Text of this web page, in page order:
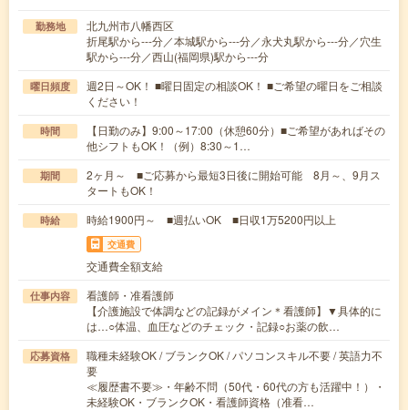
勤務地
北九州市八幡西区
折尾駅から---分／本城駅から---分／永犬丸駅から---分／穴生
駅から---分／西山(福岡県)駅から---分
曜日頻度
週2日～OK！ ■曜日固定の相談OK！ ■ご希望の曜日をご相談
ください！
時間
【日勤のみ】9:00～17:00（休憩60分）■ご希望があればその
他シフトもOK！（例）8:30～1…
期間
2ヶ月～ ■ご応募から最短3日後に開始可能 8月～、9月ス
タートもOK！
時給 時給1900円～ ■週払いOK ■日収1万5200円以上
交通費
交通費全額支給
仕事内容
看護師・准看護師
【介護施設で体調などの記録がメイン＊看護師】▼具体的に
は…○体温、血圧などのチェック・記録○お薬の飲…
応募資格
職種未経験OK / ブランクOK / パソコンスキル不要 / 英語力不
要
≪履歴書不要≫・年齢不問（50代・60代の方も活躍中！）・
未経験OK・ブランクOK・看護師資格（准看…